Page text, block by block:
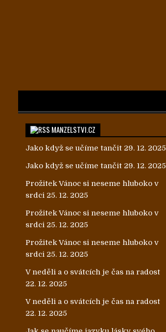
MANZELSTVI.CZ
Jako když se učíme tančit 29. 12. 2025
Jako když se učíme tančit 29. 12. 2025
Prožitek Vánoc si neseme hluboko v
srdci 25. 12. 2025
Prožitek Vánoc si neseme hluboko v
srdci 25. 12. 2025
Prožitek Vánoc si neseme hluboko v
srdci 25. 12. 2025
V neděli a o svátcích je čas na radost
22. 12. 2025
V neděli a o svátcích je čas na radost
22. 12. 2025